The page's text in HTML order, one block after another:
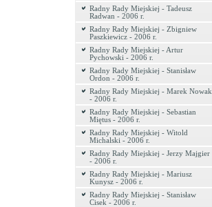
Radny Rady Miejskiej - Tadeusz
Radwan - 2006 r.
Radny Rady Miejskiej - Zbigniew
Paszkiewicz - 2006 r.
Radny Rady Miejskiej - Artur
Pychowski - 2006 r.
Radny Rady Miejskiej - Stanisław
Ordon - 2006 r.
Radny Rady Miejskiej - Marek Nowak
- 2006 r.
Radny Rady Miejskiej - Sebastian
Miętus - 2006 r.
Radny Rady Miejskiej - Witold
Michalski - 2006 r.
Radny Rady Miejskiej - Jerzy Majgier
- 2006 r.
Radny Rady Miejskiej - Mariusz
Kunysz - 2006 r.
Radny Rady Miejskiej - Stanisław
Cisek - 2006 r.